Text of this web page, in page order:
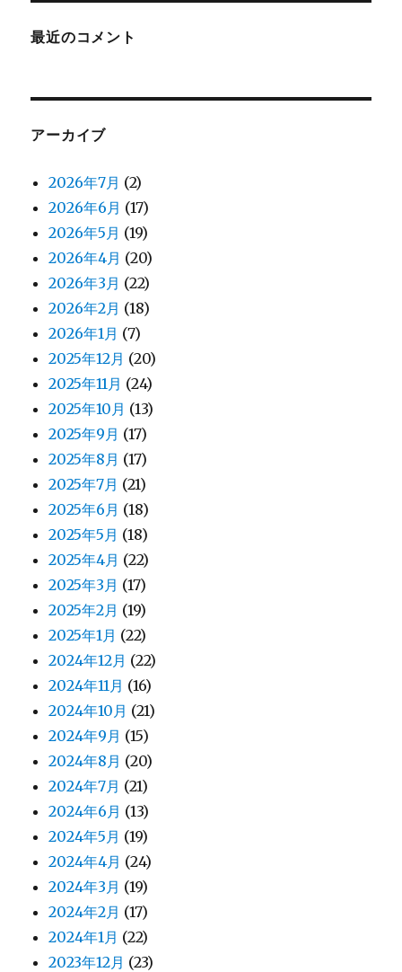
最近のコメント
アーカイブ
2026年7月 (2)
2026年6月 (17)
2026年5月 (19)
2026年4月 (20)
2026年3月 (22)
2026年2月 (18)
2026年1月 (7)
2025年12月 (20)
2025年11月 (24)
2025年10月 (13)
2025年9月 (17)
2025年8月 (17)
2025年7月 (21)
2025年6月 (18)
2025年5月 (18)
2025年4月 (22)
2025年3月 (17)
2025年2月 (19)
2025年1月 (22)
2024年12月 (22)
2024年11月 (16)
2024年10月 (21)
2024年9月 (15)
2024年8月 (20)
2024年7月 (21)
2024年6月 (13)
2024年5月 (19)
2024年4月 (24)
2024年3月 (19)
2024年2月 (17)
2024年1月 (22)
2023年12月 (23)